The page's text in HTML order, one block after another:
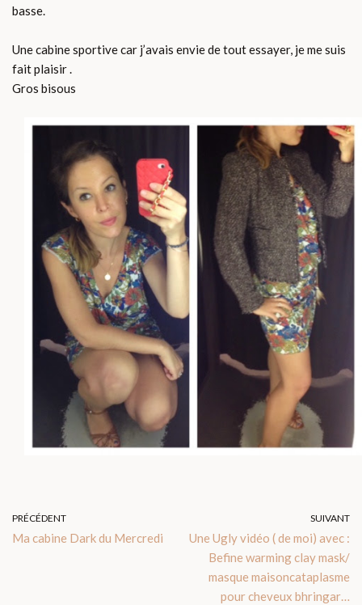
basse.
Une cabine sportive car j’avais envie de tout essayer, je me suis
fait plaisir .
Gros bisous
PRÉCÉDENT
Ma cabine Dark du Mercredi
SUIVANT
Une Ugly vidéo ( de moi) avec :
Befine warming clay mask/
masque maisoncataplasme
pour cheveux bhringar…